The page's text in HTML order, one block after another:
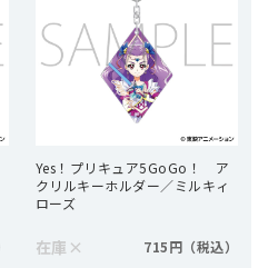
Yes！プリキュア5GoGo！ ア
クリルキーホルダー／ミルキィ
ローズ
在庫 × 715円